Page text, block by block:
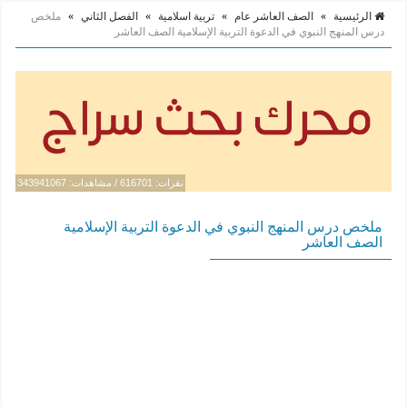
الرئيسية » الصف العاشر عام » تربية اسلامية » الفصل الثاني » ملخص
درس المنهج النبوي في الدعوة التربية الإسلامية الصف العاشر
نقرات: 616701 / مشاهدات: 343941067
ملخص درس المنهج النبوي في الدعوة التربية الإسلامية
الصف العاشر